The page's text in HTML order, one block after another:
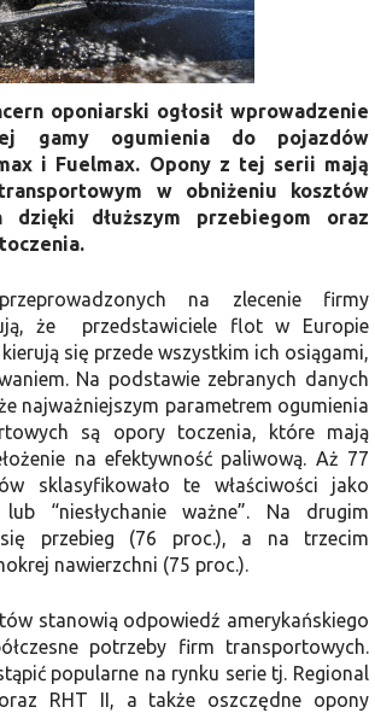
oponiarski ogłosił wprowadzenie
gamy ogumienia do pojazdów
i Fuelmax. Opony z tej serii mają
w obniżeniu kosztów
dzięki dłuższym przebiegom oraz
na zlecenie firmy
że przedstawiciele flot w Europie
się przede wszystkim ich osiągami,
Na podstawie zebranych danych
najważniejszym parametrem ogumienia
są opory toczenia, które mają
na efektywność paliwową. Aż 77
sklasyfikowało te właściwości jako
“niesłychanie ważne”. Na drugim
się przebieg (76 proc.), a na trzecim
nawierzchni (75 proc.).
stanowią odpowiedź amerykańskiego
potrzeby firm transportowych.
popularne na rynku serie tj. Regional
RHT II, a także oszczędne opony